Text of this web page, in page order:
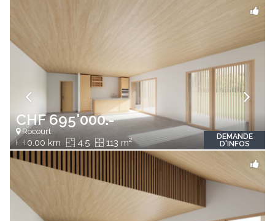
CHF 695'000.-
Rocourt
0.00 km 4.5 113 m2
DEMANDE
D'INFOS